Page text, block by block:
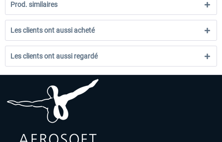
Prod. similaires
Les clients ont aussi acheté
Les clients ont aussi regardé